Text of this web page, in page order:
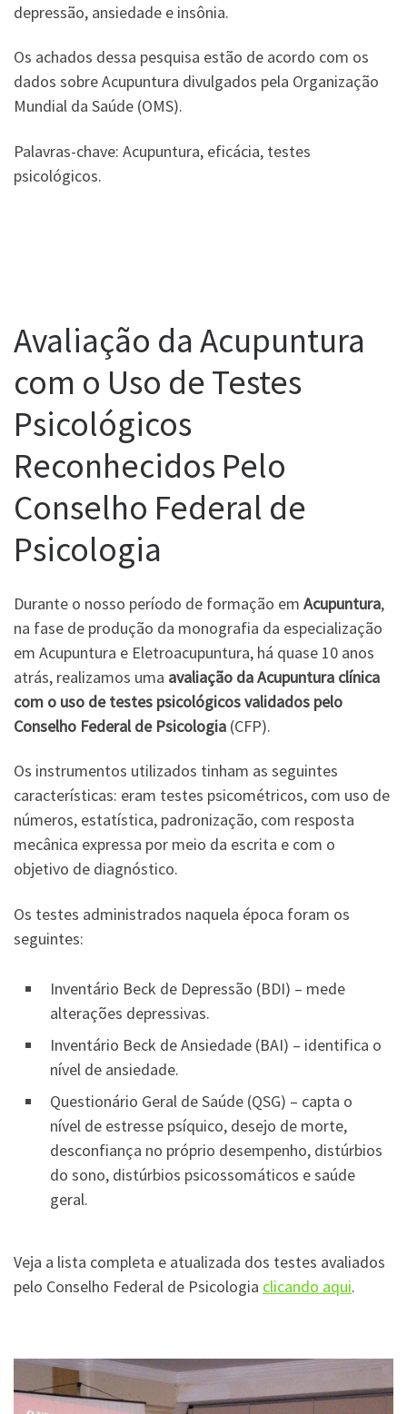
depressão, ansiedade e insônia.
Os achados dessa pesquisa estão de acordo com os
dados sobre Acupuntura divulgados pela Organização
Mundial da Saúde (OMS).
Palavras-chave: Acupuntura, eficácia, testes
psicológicos.
Avaliação da Acupuntura
com o Uso de Testes
Psicológicos
Reconhecidos Pelo
Conselho Federal de
Psicologia
Durante o nosso período de formação em Acupuntura,
na fase de produção da monografia da especialização
em Acupuntura e Eletroacupuntura, há quase 10 anos
atrás, realizamos uma avaliação da Acupuntura clínica
com o uso de testes psicológicos validados pelo
Conselho Federal de Psicologia (CFP).
Os instrumentos utilizados tinham as seguintes
características: eram testes psicométricos, com uso de
números, estatística, padronização, com resposta
mecânica expressa por meio da escrita e com o
objetivo de diagnóstico.
Os testes administrados naquela época foram os
seguintes:
Inventário Beck de Depressão (BDI) – mede
alterações depressivas.
Inventário Beck de Ansiedade (BAI) – identifica o
nível de ansiedade.
Questionário Geral de Saúde (QSG) – capta o
nível de estresse psíquico, desejo de morte,
desconfiança no próprio desempenho, distúrbios
do sono, distúrbios psicossomáticos e saúde
geral.
Veja a lista completa e atualizada dos testes avaliados
pelo Conselho Federal de Psicologia clicando aqui.